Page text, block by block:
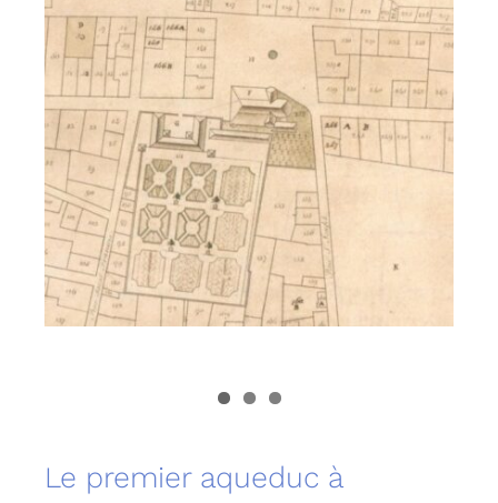
Le premier aqueduc à